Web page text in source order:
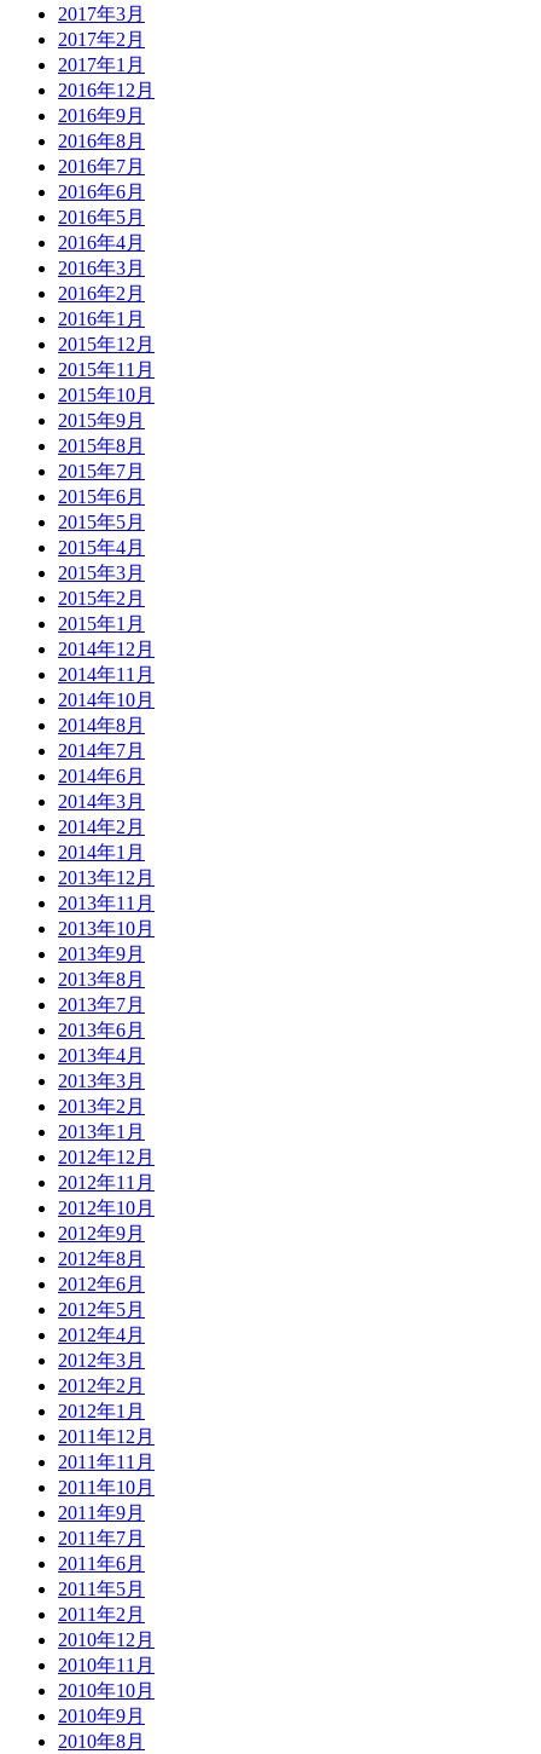
2017年3月
2017年2月
2017年1月
2016年12月
2016年9月
2016年8月
2016年7月
2016年6月
2016年5月
2016年4月
2016年3月
2016年2月
2016年1月
2015年12月
2015年11月
2015年10月
2015年9月
2015年8月
2015年7月
2015年6月
2015年5月
2015年4月
2015年3月
2015年2月
2015年1月
2014年12月
2014年11月
2014年10月
2014年8月
2014年7月
2014年6月
2014年3月
2014年2月
2014年1月
2013年12月
2013年11月
2013年10月
2013年9月
2013年8月
2013年7月
2013年6月
2013年4月
2013年3月
2013年2月
2013年1月
2012年12月
2012年11月
2012年10月
2012年9月
2012年8月
2012年6月
2012年5月
2012年4月
2012年3月
2012年2月
2012年1月
2011年12月
2011年11月
2011年10月
2011年9月
2011年7月
2011年6月
2011年5月
2011年2月
2010年12月
2010年11月
2010年10月
2010年9月
2010年8月